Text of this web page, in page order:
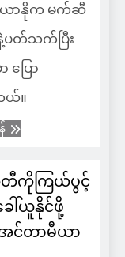
းယာနိုက မက်ဆီ
ပတ်သက်ပြီး
ပြော
ယ်။
ကြယ်ပွင့်
ေါ်ယူနိုင်ဖို့
င်တာမီယာ